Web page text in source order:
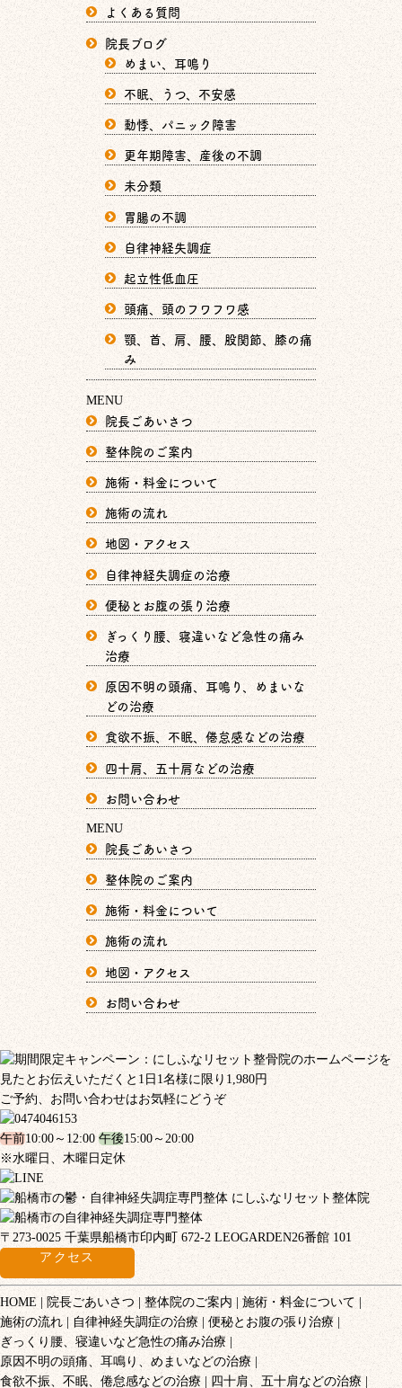
よくある質問
院長ブログ
めまい、耳鳴り
不眠、うつ、不安感
動悸、パニック障害
更年期障害、産後の不調
未分類
胃腸の不調
自律神経失調症
起立性低血圧
頭痛、頭のフワフワ感
顎、首、肩、腰、股関節、膝の痛
み
MENU
院長ごあいさつ
整体院のご案内
施術・料金について
施術の流れ
地図・アクセス
自律神経失調症の治療
便秘とお腹の張り治療
ぎっくり腰、寝違いなど急性の痛み
治療
原因不明の頭痛、耳鳴り、めまいな
どの治療
食欲不振、不眠、倦怠感などの治療
四十肩、五十肩などの治療
お問い合わせ
MENU
院長ごあいさつ
整体院のご案内
施術・料金について
施術の流れ
地図・アクセス
お問い合わせ
ご予約、お問い合わせはお気軽にどうぞ
午前10:00～12:00 午後15:00～20:00
※水曜日、木曜日定休
〒273-0025 千葉県船橋市印内町 672-2 LEOGARDEN26番館 101
アクセス
HOME 院長ごあいさつ 整体院のご案内
施術・料金について
施術の流れ
自律神経失調症の治療
便秘とお腹の張り治療
ぎっくり腰、寝違いなど急性の痛み治療
原因不明の頭痛、耳鳴り、めまいなどの治療
食欲不振、不眠、倦怠感などの治療
四十肩、五十肩などの治療